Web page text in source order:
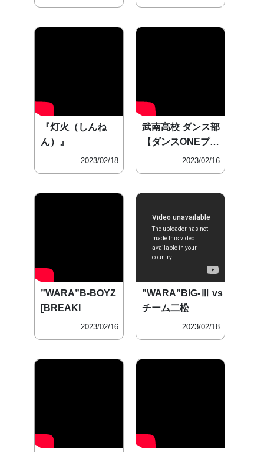
『灯火（しんね
ん）』
2023/02/18
武南高校 ダンス部
【ダンスONEプロ
2023/02/16
”WARA”B-BOYZ
[BREAKI
2023/02/16
”WARA”BIG-Ⅲ vs
チーム二松
2023/02/18